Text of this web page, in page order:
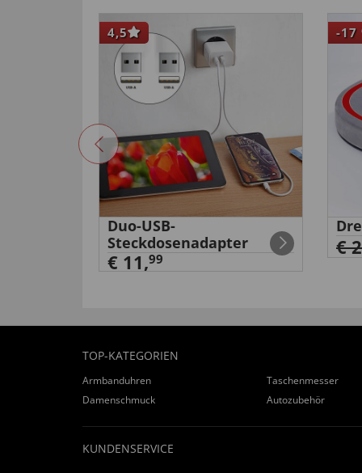
4,5
Duo-USB-
Steckdosenadapter
€ 11,99
-17
€
TOP-KATEGORIEN
Armbanduhren Taschenmesser
Damenschmuck
Autozubehör
KUNDENSERVICE